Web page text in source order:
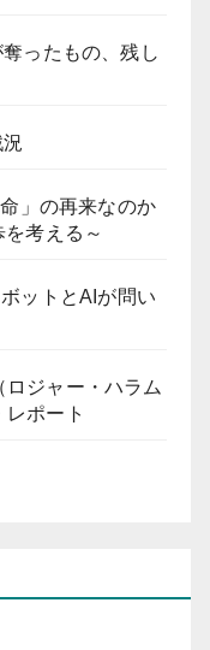
ったもの、残し
」の再来なのか
考える～
ットとAIが問い
ジャー・ハラム
ポート